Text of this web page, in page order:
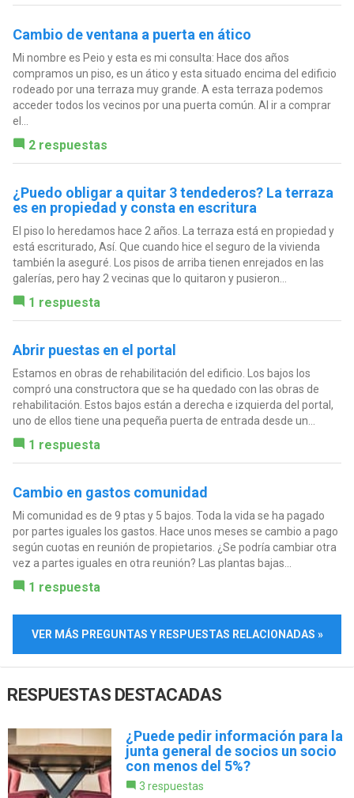
Cambio de ventana a puerta en ático
Mi nombre es Peio y esta es mi consulta: Hace dos años
compramos un piso, es un ático y esta situado encima del edificio
rodeado por una terraza muy grande. A esta terraza podemos
acceder todos los vecinos por una puerta común. Al ir a comprar
el...
2 respuestas
¿Puedo obligar a quitar 3 tendederos? La terraza
es en propiedad y consta en escritura
El piso lo heredamos hace 2 años. La terraza está en propiedad y
está escriturado, Así. Que cuando hice el seguro de la vivienda
también la aseguré. Los pisos de arriba tienen enrejados en las
galerías, pero hay 2 vecinas que lo quitaron y pusieron...
1 respuesta
Abrir puestas en el portal
Estamos en obras de rehabilitación del edificio. Los bajos los
compró una constructora que se ha quedado con las obras de
rehabilitación. Estos bajos están a derecha e izquierda del portal,
uno de ellos tiene una pequeña puerta de entrada desde un...
1 respuesta
Cambio en gastos comunidad
Mi comunidad es de 9 ptas y 5 bajos. Toda la vida se ha pagado
por partes iguales los gastos. Hace unos meses se cambio a pago
según cuotas en reunión de propietarios. ¿Se podría cambiar otra
vez a partes iguales en otra reunión? Las plantas bajas...
1 respuesta
VER MÁS PREGUNTAS Y RESPUESTAS RELACIONADAS »
RESPUESTAS DESTACADAS
¿Puede pedir información para la
junta general de socios un socio
con menos del 5%?
3 respuestas